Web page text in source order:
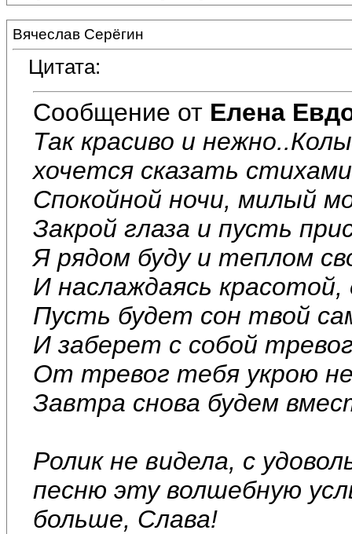
Вячеслав Серёгин
Цитата:
Сообщение от Елена
Так красиво и
хочется сказать
Спокойной ночи, милый
Закрой глаза и пусть
Я рядом буду и теплом
И наслаждаясь
Пусть будет сон твой
И заберет с собой
От тревог тебя укрою
Завтра снова будем
Ролик не видела, с
песню эту волшебную
больше, Слава!